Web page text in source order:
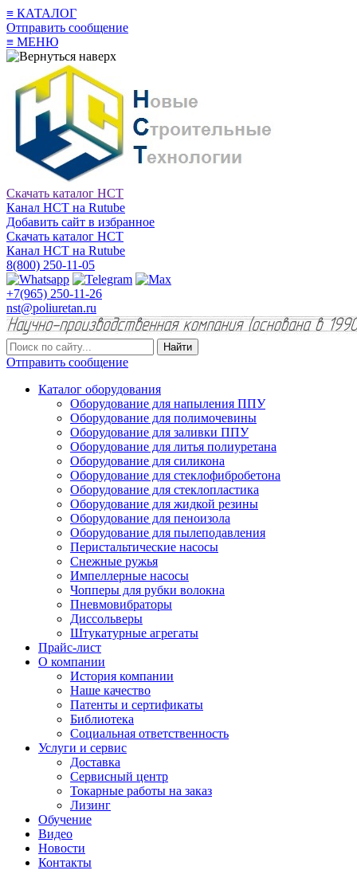
≡ КАТАЛОГ
Отправить сообщение
≡ МЕНЮ
Скачать каталог НСТ
Канал НСТ на Rutube
Добавить сайт в избранное
Скачать каталог НСТ
Канал НСТ на Rutube
8(800) 250-11-05
+7(965) 250-11-26
nst@poliuretan.ru
Найти
Отправить сообщение
Каталог оборудования
Оборудование для напыления ППУ
Оборудование для полимочевины
Оборудование для заливки ППУ
Оборудование для литья полиуретана
Оборудование для силикона
Оборудование для стеклофибробетона
Оборудование для стеклопластика
Оборудование для жидкой резины
Оборудование для пеноизола
Оборудование для пылеподавления
Перистальтические насосы
Снежные ружья
Импеллерные насосы
Чопперы для рубки волокна
Пневмовибраторы
Диссольверы
Штукатурные агрегаты
Прайс-лист
О компании
История компании
Наше качество
Патенты и сертификаты
Библиотека
Социальная ответственность
Услуги и сервис
Доставка
Сервисный центр
Токарные работы на заказ
Лизинг
Обучение
Видео
Новости
Контакты